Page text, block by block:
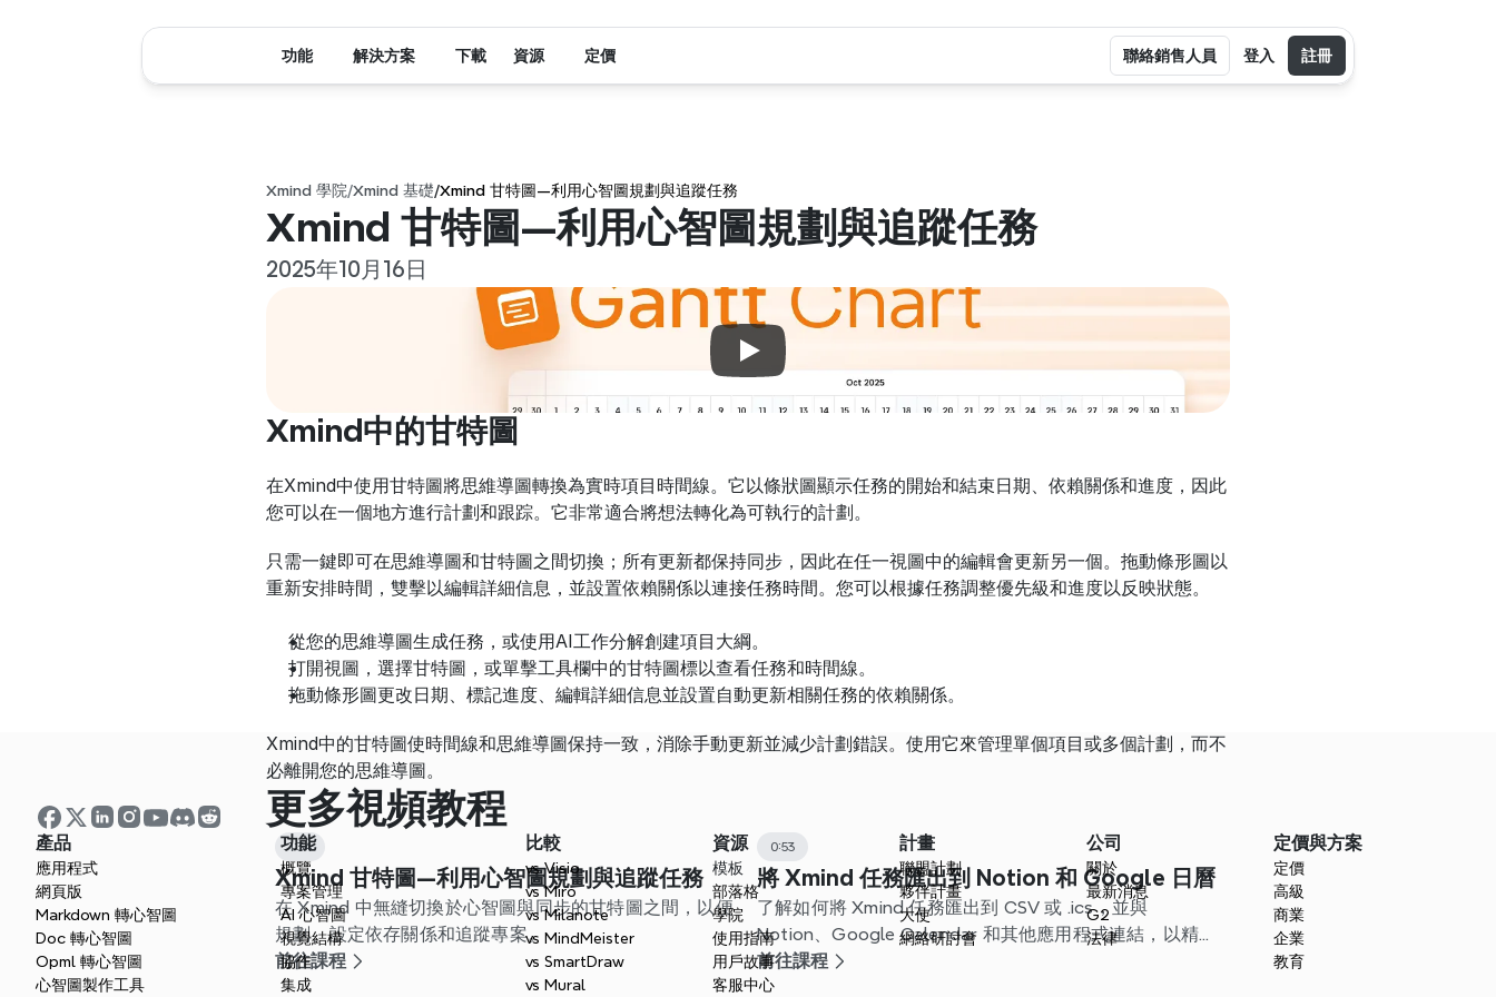
Xmind 學院/Xmind 基礎/Xmind 甘特圖—利用心智圖規劃與追蹤任務
Xmind 甘特圖—利用心智圖規劃與追蹤任務
2025年10月16日
Xmind中的甘特圖
在Xmind中使用甘特圖將思維導圖轉換為實時項目時間線。它以條狀圖顯示任務的開始和結束日期、依賴關係和進度，因此
您可以在一個地方進行計劃和跟踪。它非常適合將想法轉化為可執行的計劃。
只需一鍵即可在思維導圖和甘特圖之間切換；所有更新都保持同步，因此在任一視圖中的編輯會更新另一個。拖動條形圖以
重新安排時間，雙擊以編輯詳細信息，並設置依賴關係以連接任務時間。您可以根據任務調整優先級和進度以反映狀態。
從您的思維導圖生成任務，或使用AI工作分解創建項目大綱。
打開視圖，選擇甘特圖，或單擊工具欄中的甘特圖標以查看任務和時間線。
拖動條形圖更改日期、標記進度、編輯詳細信息並設置自動更新相關任務的依賴關係。
Xmind中的甘特圖使時間線和思維導圖保持一致，消除手動更新並減少計劃錯誤。使用它來管理單個項目或多個計劃，而不
必離開您的思維導圖。
更多視頻教程
1:34
Xmind 甘特圖—利用心智圖規劃與追蹤任務
在 Xmind 中無縫切換於心智圖與同步的甘特圖之間，以便
規劃、設定依存關係和追蹤專案。
前往課程
0:53
將 Xmind 任務匯出到 Notion 和 Google 日曆
了解如何將 Xmind 任務匯出到 CSV 或 .ics，並與
Notion、Google Calendar 和其他應用程式連結，以精簡
您的工作流程。
前往課程
產品
應用程式
網頁版
Markdown 轉心智圖
Doc 轉心智圖
Opml 轉心智圖
心智圖製作工具
功能
概覽
專案管理
AI 心智圖
視覺結構
協作
集成
比較
vs Visio
vs Miro
vs Milanote
vs MindMeister
vs SmartDraw
vs Mural
資源
模板
部落格
學院
使用指南
用戶故事
客服中心
計畫
聯盟計劃
夥伴計畫
大使
網絡研討會
公司
關於
最新消息
G2
法律
定價與方案
定價
高級
商業
企業
教育
功能 解決方案 下載 資源 定價 聯絡銷售人員 登入 註冊